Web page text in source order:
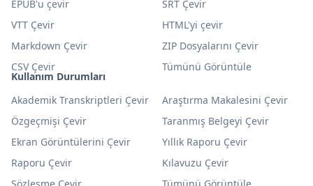
Kullanım Durumları
Akademik Transkriptleri Çevir
Araştırma Makalesini Çevir
Özgeçmişi Çevir
Taranmış Belgeyi Çevir
Ekran Görüntülerini Çevir
Yıllık Raporu Çevir
Raporu Çevir
Kılavuzu Çevir
EPUB'u çevir
SRT Çevir
VTT Çevir
HTML'yi çevir
Markdown Çevir
ZIP Dosyalarını Çevir
CSV Çevir
Tümünü Görüntüle